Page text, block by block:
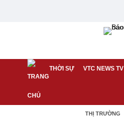
THỜI SỰ VTC NEWS TV
THỊ TRƯỜNG